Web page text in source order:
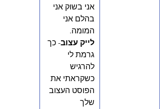
אני בשוק אני
בהלם אני
המומה.
לייק עצוב- כך
גרמת לי
להרגיש
כשקראתי את
הפוסט העצוב
שלך